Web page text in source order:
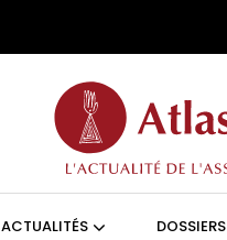
ACTUALITÉS DOSSIERS